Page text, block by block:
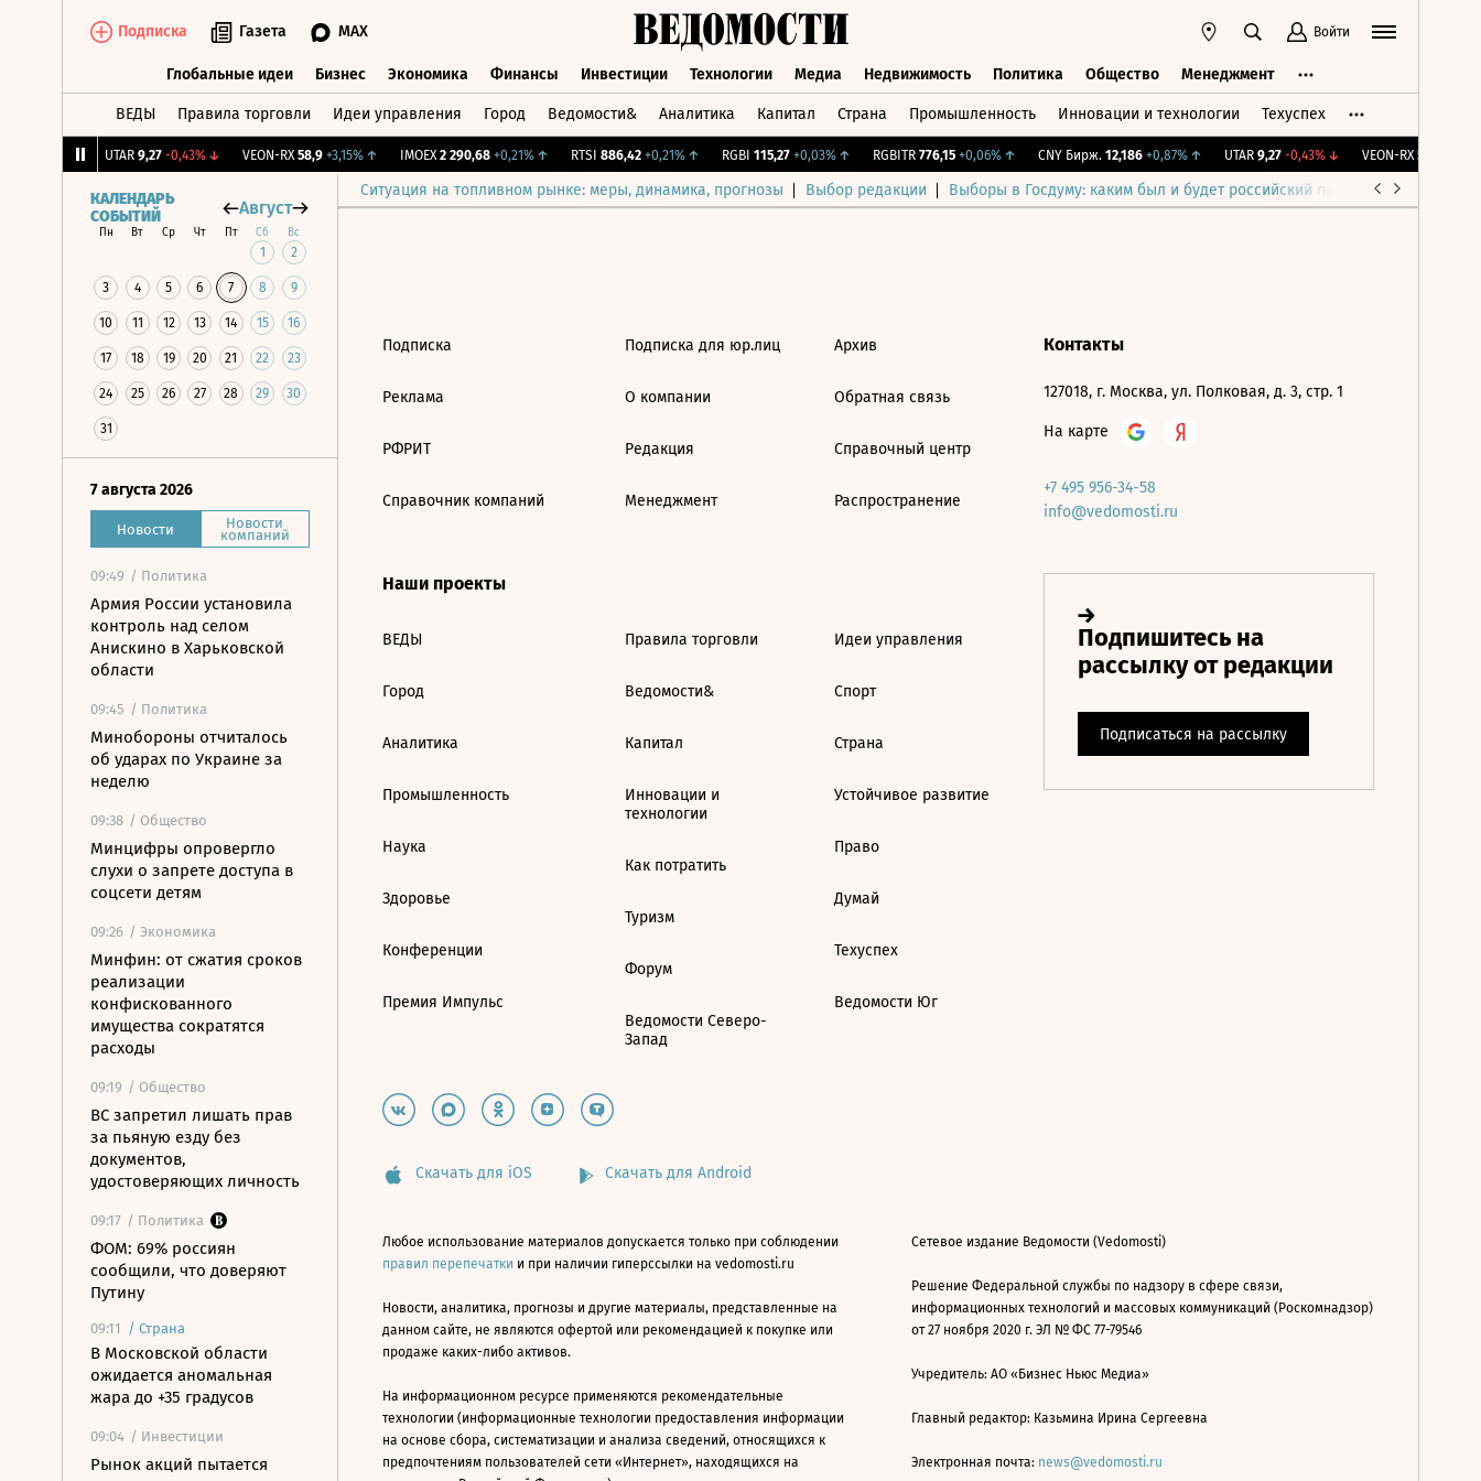
Подписка Газета MAX Войти
Глобальные идеи Бизнес Экономика Финансы Инвестиции Технологии Медиа Недвижимость Политика Общество Менеджмент
ВЕДЫ Правила торговли Идеи управления Город Ведомости& Аналитика Капитал Страна Промышленность Инновации и технологии Техуспех
UTAR 9,27 -0,43%↓ VEON-RX 58,9 +3,15%↑ IMOEX 2 290,68 +0,21%↑ RTSI 886,42 +0,21%↑ RGBI 115,27 +0,03%↑ RGBITR 776,15 +0,06%↑ CNY Бирж. 12,186 +0,87%↑ UTAR 9,27 -0,43%↓ VEON-RX 58,9
Ситуация на топливном рынке: меры, динамика, прогнозы Выбор редакции Выборы в Госдуму: каким был и будет российский парламент
КАЛЕНДАРЬ
СОБЫТИЙ
Август
Пн Вт Ср Чт Пт Сб Вс
1 2
3 4 5 6 7 8 9
10 11 12 13 14 15 16
17 18 19 20 21 22 23
24 25 26 27 28 29 30
31
7 августа 2026
Новости Новости
компаний
09:49 / Политика
Армия России установила
контроль над селом
Анискино в Харьковской
области
09:45 / Политика
Минобороны отчиталось
об ударах по Украине за
неделю
09:38 / Общество
Минцифры опровергло
слухи о запрете доступа в
соцсети детям
09:26 / Экономика
Минфин: от сжатия сроков
реализации
конфискованного
имущества сократятся
расходы
09:19 / Общество
ВС запретил лишать прав
за пьяную езду без
документов,
удостоверяющих личность
09:17 / Политика
ФОМ: 69% россиян
сообщили, что доверяют
Путину
09:11 / Страна
В Московской области
ожидается аномальная
жара до +35 градусов
09:04 / Инвестиции
Рынок акций пытается
Подписка
Реклама
РФРИТ
Справочник компаний
Подписка для юр.лиц
О компании
Редакция
Менеджмент
Архив
Обратная связь
Справочный центр
Распространение
Наши проекты
ВЕДЫ
Город
Аналитика
Промышленность
Наука
Здоровье
Конференции
Премия Импульс
Правила торговли
Ведомости&
Капитал
Инновации и
технологии
Как потратить
Туризм
Форум
Ведомости Северо-
Запад
Идеи управления
Спорт
Страна
Устойчивое развитие
Право
Думай
Техуспех
Ведомости Юг
Контакты
127018, г. Москва, ул. Полковая, д. 3, стр. 1
На карте
+7 495 956-34-58
info@vedomosti.ru
Скачать для iOS Скачать для Android
Любое использование материалов допускается только при соблюдении
правил перепечатки и при наличии гиперссылки на vedomosti.ru
Новости, аналитика, прогнозы и другие материалы, представленные на
данном сайте, не являются офертой или рекомендацией к покупке или
продаже каких-либо активов.
На информационном ресурсе применяются рекомендательные
технологии (информационные технологии предоставления информации
на основе сбора, систематизации и анализа сведений, относящихся к
предпочтениям пользователей сети «Интернет», находящихся на
Сетевое издание Ведомости (Vedomosti)
Решение Федеральной службы по надзору в сфере связи,
информационных технологий и массовых коммуникаций (Роскомнадзор)
от 27 ноября 2020 г. ЭЛ № ФС 77-79546
Учредитель: АО «Бизнес Ньюс Медиа»
Главный редактор: Казьмина Ирина Сергеевна
Электронная почта: news@vedomosti.ru